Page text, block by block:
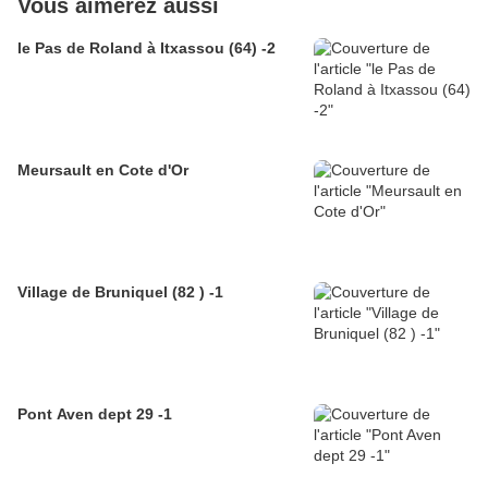
Vous aimerez aussi
le Pas de Roland à Itxassou (64) -2
Meursault en Cote d'Or
Village de Bruniquel (82 ) -1
Pont Aven dept 29 -1